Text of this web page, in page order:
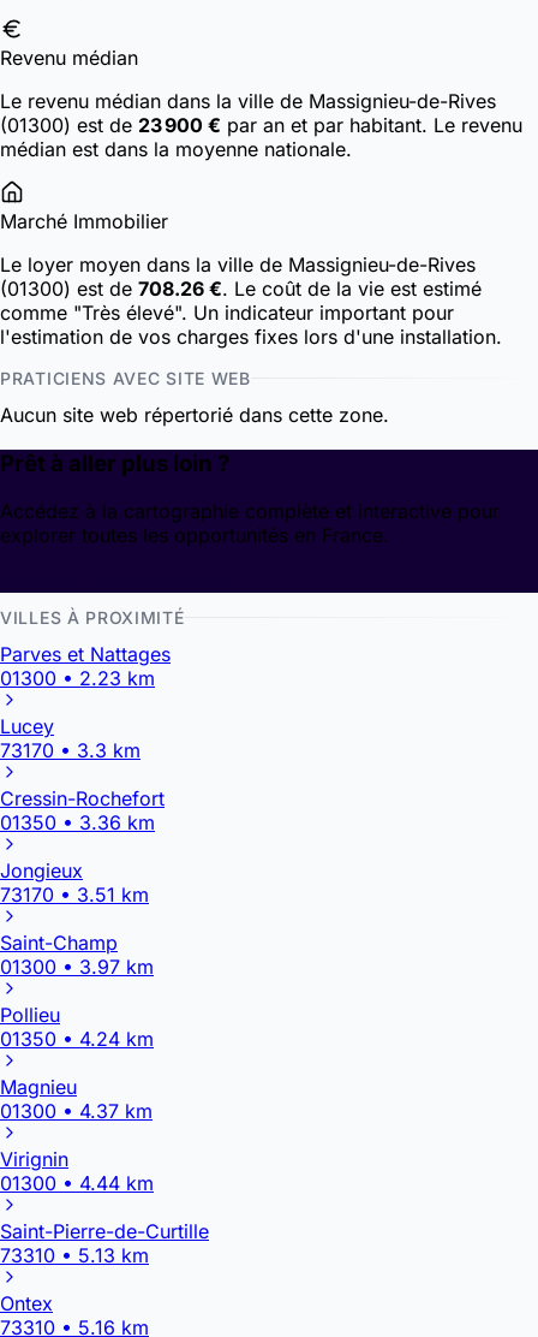
Revenu médian
Le revenu médian dans la ville de Massignieu-de-Rives
(01300) est de 23 900 € par an et par habitant. Le revenu
médian est dans la moyenne nationale.
Marché Immobilier
Le loyer moyen dans la ville de Massignieu-de-Rives
(01300) est de 708.26 €. Le coût de la vie est estimé
comme "Très élevé". Un indicateur important pour
l'estimation de vos charges fixes lors d'une installation.
PRATICIENS AVEC SITE WEB
Aucun site web répertorié dans cette zone.
Prêt à aller plus loin ?
Accédez à la cartographie complète et interactive pour
explorer toutes les opportunités en France.
VILLES À PROXIMITÉ
Parves et Nattages
01300 • 2.23 km
Lucey
73170 • 3.3 km
Cressin-Rochefort
01350 • 3.36 km
Jongieux
73170 • 3.51 km
Saint-Champ
01300 • 3.97 km
Pollieu
01350 • 4.24 km
Magnieu
01300 • 4.37 km
Virignin
01300 • 4.44 km
Saint-Pierre-de-Curtille
73310 • 5.13 km
Ontex
73310 • 5.16 km